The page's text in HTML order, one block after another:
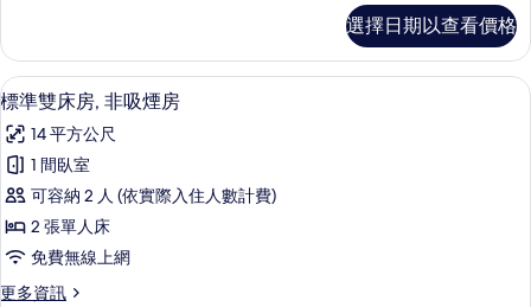
片
城
市
景
觀
的
所
有
相
片
客
房,
非
煙
房,
城
市
景
觀
的
詳
選擇日期以查看價格
顯
示
標
準
雙
床
標準雙床房, 非吸煙房 | 羽絨被、書桌
14
標準雙床房, 非吸煙房
14 平方公尺
1 間臥室
可容納 2 人 (依實際入住人數計費)
2 張單人床
免費無線上網
更多資訊
更